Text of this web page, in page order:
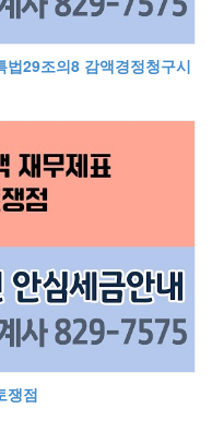
29조의8 감액경정청구시
쟁점